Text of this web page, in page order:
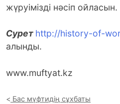
жүруімізді нәсіп ойласын.
Сурет http://history-of-
алынды.
www.muftyat.kz
Бас мүфтидің сұхбаты